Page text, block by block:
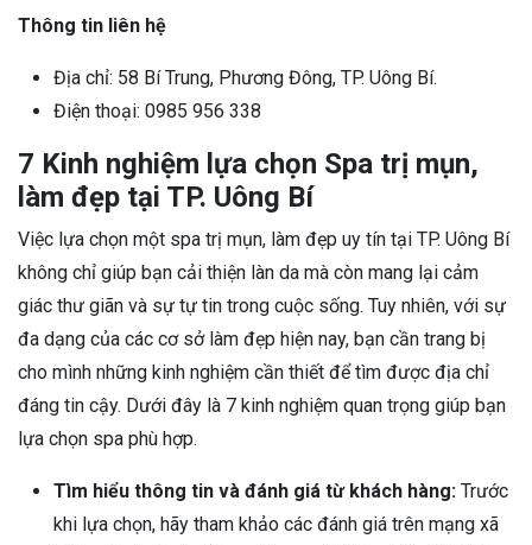
Thông tin liên hệ
Địa chỉ: 58 Bí Trung, Phương Đông, TP. Uông Bí.
Điện thoại: 0985 956 338
7 Kinh nghiệm lựa chọn Spa trị mụn,
làm đẹp tại TP. Uông Bí
Việc lựa chọn một spa trị mụn, làm đẹp uy tín tại TP. Uông Bí
không chỉ giúp bạn cải thiện làn da mà còn mang lại cảm
giác thư giãn và sự tự tin trong cuộc sống. Tuy nhiên, với sự
đa dạng của các cơ sở làm đẹp hiện nay, bạn cần trang bị
cho mình những kinh nghiệm cần thiết để tìm được địa chỉ
đáng tin cậy. Dưới đây là 7 kinh nghiệm quan trọng giúp bạn
lựa chọn spa phù hợp.
Tìm hiểu thông tin và đánh giá từ khách hàng: Trước
khi lựa chọn, hãy tham khảo các đánh giá trên mạng xã